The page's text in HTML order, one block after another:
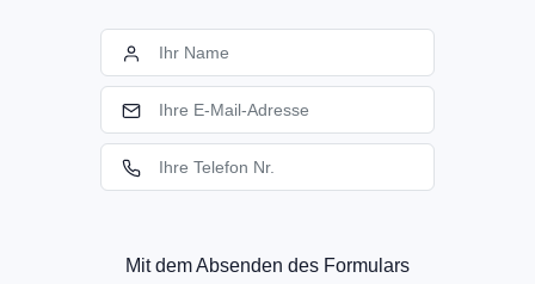
Mit dem Absenden des Formulars